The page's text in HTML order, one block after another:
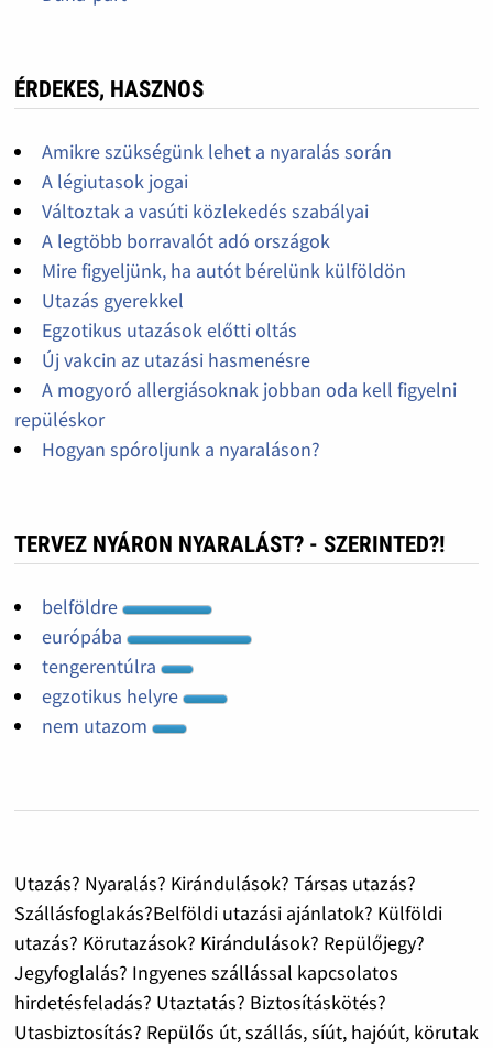
ÉRDEKES, HASZNOS
Amikre szükségünk lehet a nyaralás során
A légiutasok jogai
Változtak a vasúti közlekedés szabályai
A legtöbb borravalót adó országok
Mire figyeljünk, ha autót bérelünk külföldön
Utazás gyerekkel
Egzotikus utazások előtti oltás
Új vakcin az utazási hasmenésre
A mogyoró allergiásoknak jobban oda kell figyelni
repüléskor
Hogyan spóroljunk a nyaraláson?
TERVEZ NYÁRON NYARALÁST? - SZERINTED?!
belföldre
európába
tengerentúlra
egzotikus helyre
nem utazom
Utazás? Nyaralás? Kirándulások? Társas utazás?
Szállásfoglakás?Belföldi utazási ajánlatok? Külföldi
utazás? Körutazások? Kirándulások? Repülőjegy?
Jegyfoglalás? Ingyenes szállással kapcsolatos
hirdetésfeladás? Utaztatás? Biztosításkötés?
Utasbiztosítás? Repülős út, szállás, síút, hajóút, körutak